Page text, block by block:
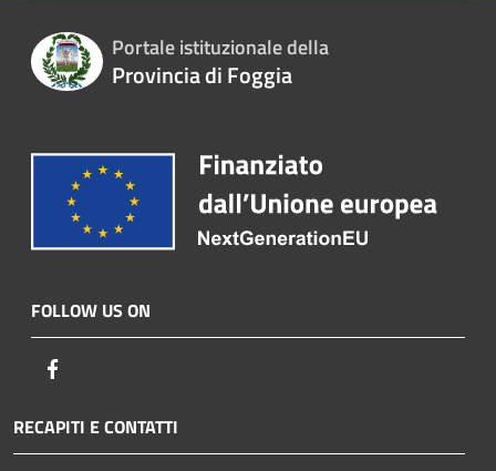
Portale istituzionale della
Provincia di Foggia
FOLLOW US ON
RECAPITI E CONTATTI